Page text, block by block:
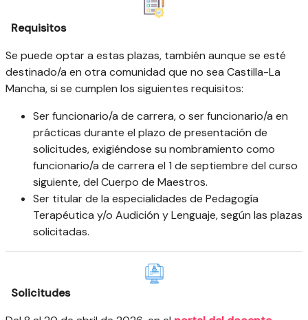
Requisitos
Se puede optar a estas plazas, también aunque se esté
destinado/a en otra comunidad que no sea Castilla-La
Mancha, si se cumplen los siguientes requisitos:
Ser funcionario/a de carrera, o ser funcionario/a en
prácticas durante el plazo de presentación de
solicitudes, exigiéndose su nombramiento como
funcionario/a de carrera el 1 de septiembre del curso
siguiente, del Cuerpo de Maestros.
Ser titular de la especialidades de Pedagogía
Terapéutica y/o Audición y Lenguaje, según las plazas
solicitadas.
Solicitudes